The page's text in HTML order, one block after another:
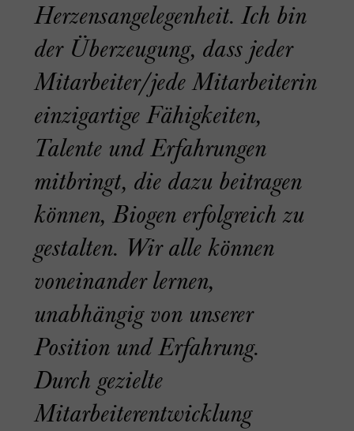
Herzensangelegenheit. Ich bin
der Überzeugung, dass jeder
Mitarbeiter/jede Mitarbeiterin
einzigartige Fähigkeiten,
Talente und Erfahrungen
mitbringt, die dazu beitragen
können, Biogen erfolgreich zu
gestalten. Wir alle können
voneinander lernen,
unabhängig von unserer
Position und Erfahrung.
Durch gezielte
Mitarbeiterentwicklung